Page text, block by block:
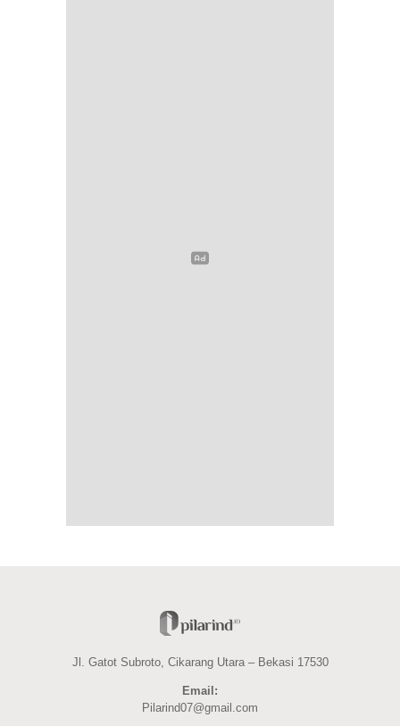
Jl. Gatot Subroto, Cikarang Utara – Bekasi 17530
Email:
Pilarind07@gmail.com